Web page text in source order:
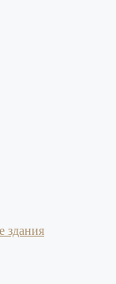
здания